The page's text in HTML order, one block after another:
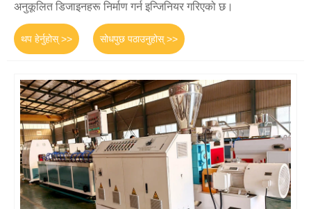
अनुकूलित डिजाइनहरू निर्माण गर्न इन्जिनियर गरिएको छ।
थप हेर्नुहोस् >> सोधपुछ पठाउनुहोस् >>